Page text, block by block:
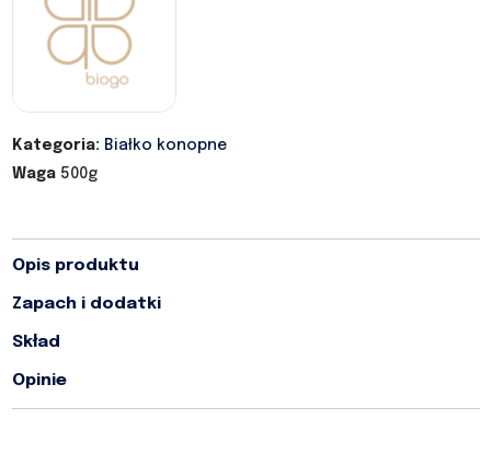
Kategoria: Białko konopne
Waga500g
Opis produktu
Zapach i dodatki
Skład
Opinie